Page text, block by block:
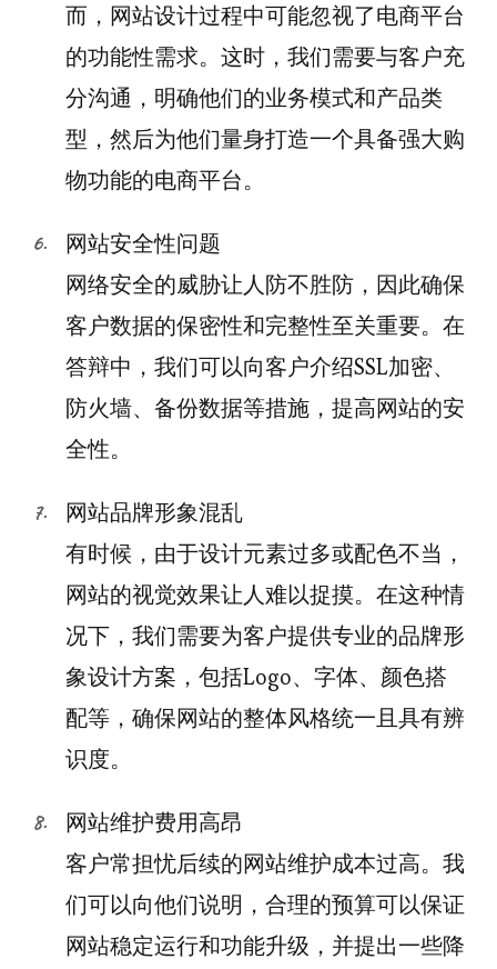
而，网站设计过程中可能忽视了电商平台
的功能性需求。这时，我们需要与客户充
分沟通，明确他们的业务模式和产品类
型，然后为他们量身打造一个具备强大购
物功能的电商平台。
网站安全性问题
网络安全的威胁让人防不胜防，因此确保
客户数据的保密性和完整性至关重要。在
答辩中，我们可以向客户介绍SSL加密、
防火墙、备份数据等措施，提高网站的安
全性。
网站品牌形象混乱
有时候，由于设计元素过多或配色不当，
网站的视觉效果让人难以捉摸。在这种情
况下，我们需要为客户提供专业的品牌形
象设计方案，包括Logo、字体、颜色搭
配等，确保网站的整体风格统一且具有辨
识度。
网站维护费用高昂
客户常担忧后续的网站维护成本过高。我
们可以向他们说明，合理的预算可以保证
网站稳定运行和功能升级，并提出一些降